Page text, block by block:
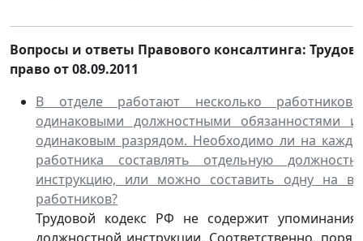
Вопросы и ответы Правового консалтинга:
право от 08.09.2011
В отделе работают несколько
одинаковыми должностными обязанностями
одинаковым разрядом. Необходимо ли на
работника составлять отдельную
инструкцию, или можно составить одну на
работников?
Трудовой кодекс РФ не содержит